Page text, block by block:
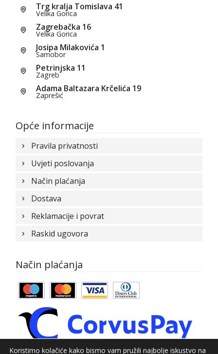
Trg kralja Tomislava 41
Velika Gorica
Zagrebačka 16
Velika Gorica
Josipa Milakovića 1
Samobor
Petrinjska 11
Zagreb
Adama Baltazara Krčelića 19
Zaprešić
Opće informacije
Pravila privatnosti
Uvjeti poslovanja
Način plaćanja
Dostava
Reklamacije i povrat
Raskid ugovora
Način plaćanja
Koristimo kolačiće kako bismo vam pružili najbolje iskustvo na